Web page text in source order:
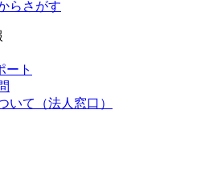
らさがす
ート
いて（法人窓口）